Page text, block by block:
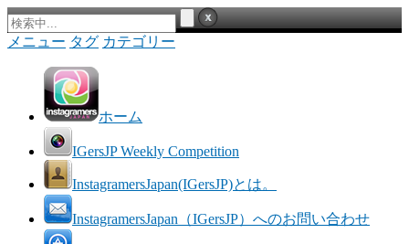
メニュー タグ カテゴリー
ホーム
IGersJP Weekly Competition
InstagramersJapan(IGersJP)とは。
InstagramersJapan（IGersJP）へのお問い合わせ